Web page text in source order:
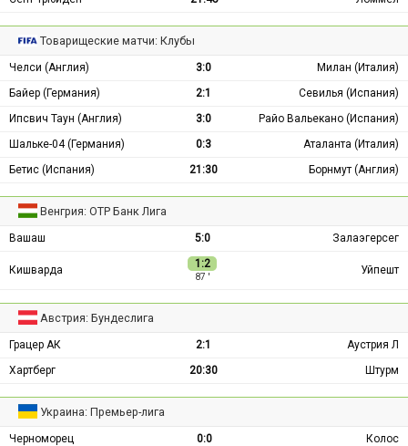
Товарищеские матчи: Клубы
Челси (Англия) 3:0
Милан (Италия)
Байер (Германия)
2:1
Севилья (Испания)
Ипсвич Таун (Англия)
3:0
Райо Вальекано (Испания)
Шальке-04 (Германия)
0:3
Аталанта (Италия)
Бетис (Испания)
21:30 Борнмут (Англия)
Венгрия: ОТР Банк Лига
Вашаш 5:0 Залаэгерсег
Кишварда 1:2
87 ′
Уйпешт
Австрия: Бундеслига
Грацер АК 2:1
Аустрия Л
Хартберг
20:30 Штурм
Украина: Премьер-лига
Черноморец 0:0
Колос